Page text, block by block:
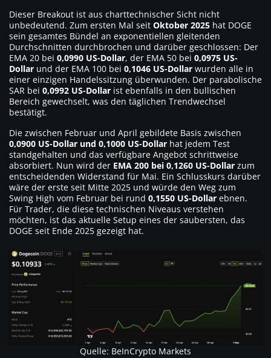
Dieser Breakout ist aus charttechnischer Sicht nicht
unbedeutend. Zum ersten Mal seit Oktober 2025 hat DOGE
sein gesamtes Bündel an exponentiellen gleitenden
Durchschnitten durchbrochen und darüber geschlossen: Der
EMA 20 bei 0,0990 US-Dollar, der EMA 50 bei 0,0975 US-
Dollar und der EMA 100 bei 0,1046 US-Dollar wurden alle in
einer einzigen Handelssitzung überwunden. Der parabolische
SAR bei 0,0992 US-Dollar ist ebenfalls in den bullischen
Bereich gewechselt, was den täglichen Trendwechsel
bestätigt.
Die zwischen Februar und April gebildete Basis zwischen
0,0900 US-Dollar und 0,1000 US-Dollar hat jedem Test
standgehalten und das verfügbare Angebot schrittweise
absorbiert. Nun wird der EMA 200 bei 0,1260 US-Dollar zum
entscheidenden Widerstand für Mai. Ein Schlusskurs darüber
wäre der erste seit Mitte 2025 und würde den Weg zum
Swing High vom Februar bei rund 0,1550 US-Dollar ebnen.
Für Trader, die diese technischen Niveaus verstehen
möchten, ist das aktuelle Setup eines der saubersten, das
DOGE seit Ende 2025 gezeigt hat.
Quelle: BeInCrypto Markets